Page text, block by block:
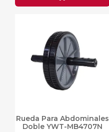
Rueda Para Abdominales
Doble YWT-MB4707N